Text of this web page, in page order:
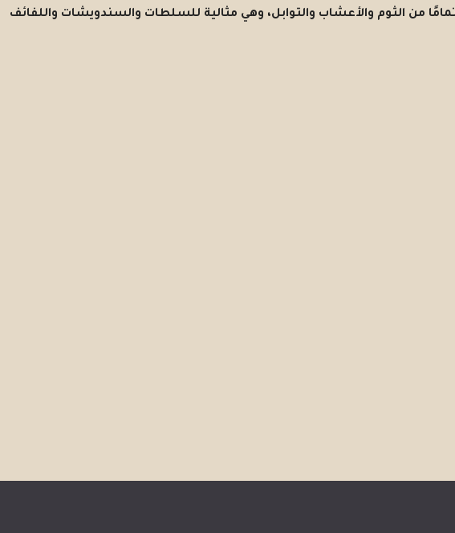
الثوم والأعشاب والتوابل، وهي مثالية للسلطات والسندويشات واللفائف